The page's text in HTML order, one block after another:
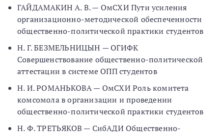
ГАЙДАМАКИН А. В. — ОмСХИ Пути усиления
организационно-методической обеспеченности
общественно-политической практики студентов
Н. Г. БЕЗМЕЛЬНИЦЫН — ОГИФК
Совершенствование общественно-политической
аттестации в системе ОПП студентов
Н. И. РОМАНЬКОВА — ОмСХИ Роль комитета
комсомола в организации и проведении
общественно-политической практики студентов
Н. Ф. ТРЕТЬЯКОВ — СибАДИ Общественно-